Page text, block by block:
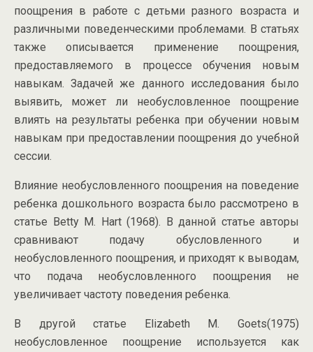
поощрения в работе с детьми разного возраста и
различными поведенческими проблемами. В статьях
также описывается применение поощрения,
предоставляемого в процессе обучения новым
навыкам. Задачей же данного исследования было
выявить, может ли необусловленное поощрение
влиять на результаты ребенка при обучении новым
навыкам при предоставлении поощрения до учебной
сессии.
Влияние необусловленного поощрения на поведение
ребенка дошкольного возраста было рассмотрено в
статье Betty M. Hart (1968). В данной статье авторы
сравнивают подачу обусловленного и
необусловленного поощрения, и приходят к выводам,
что подача необусловленного поощрения не
увеличивает частоту поведения ребенка.
В другой статье Elizabeth M. Goets(1975)
необусловленное поощрение используется как